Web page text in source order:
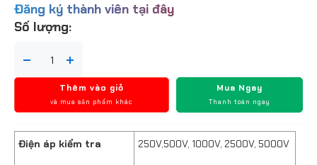
Đăng ký thành viên tại đây
Số lượng:
Thêm vào giỏ
và mua sản phẩm khác
Mua Ngay
Thanh toán ngay
Điện áp kiểm tra 250V,500V, 1000V, 2500V, 5000V